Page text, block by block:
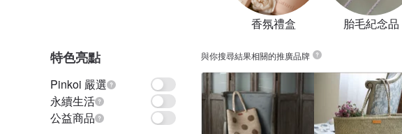
香氛禮盒 胎毛紀念品
特色亮點
Pinkoi 嚴選
永續生活
公益商品
與你搜尋結果相關的推廣品牌